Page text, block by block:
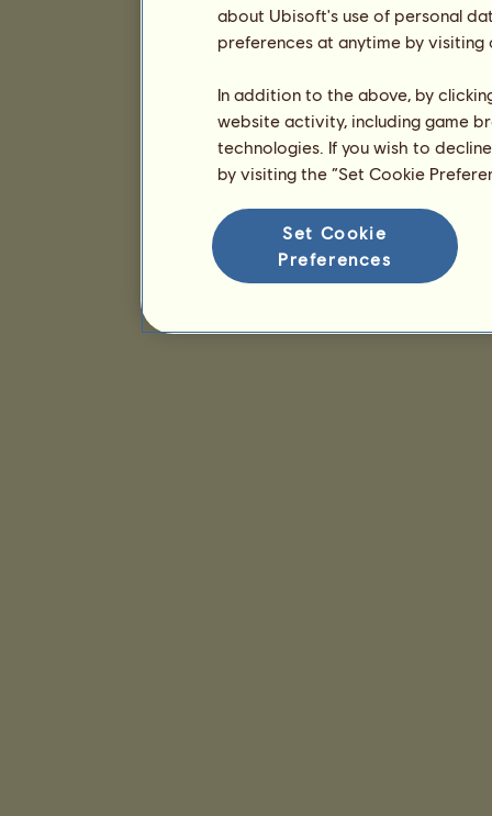
about Ubisoft's use of personal
preferences at anytime by
In addition to the above, by
website activity, including game
technologies. If you wish to
by visiting the “Set Cookie
Set Cookie
Preferences